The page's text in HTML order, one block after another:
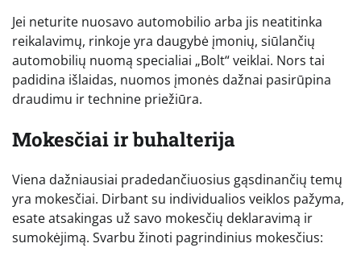
Jei neturite nuosavo automobilio arba jis neatitinka
reikalavimų, rinkoje yra daugybė įmonių, siūlančių
automobilių nuomą specialiai „Bolt“ veiklai. Nors tai
padidina išlaidas, nuomos įmonės dažnai pasirūpina
draudimu ir technine priežiūra.
Mokesčiai ir buhalterija
Viena dažniausiai pradedančiuosius gąsdinančių temų
yra mokesčiai. Dirbant su individualios veiklos pažyma,
esate atsakingas už savo mokesčių deklaravimą ir
sumokėjimą. Svarbu žinoti pagrindinius mokesčius: